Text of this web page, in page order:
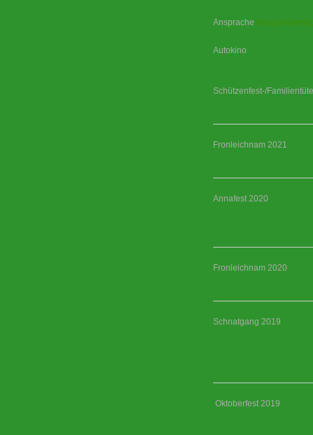
Ansprache
Autokino
Schützenfest-/
Fronleichnam 2021
Annafest 2020
Fronleichnam 2020
Schnatgang 2019
Oktoberfest 2019